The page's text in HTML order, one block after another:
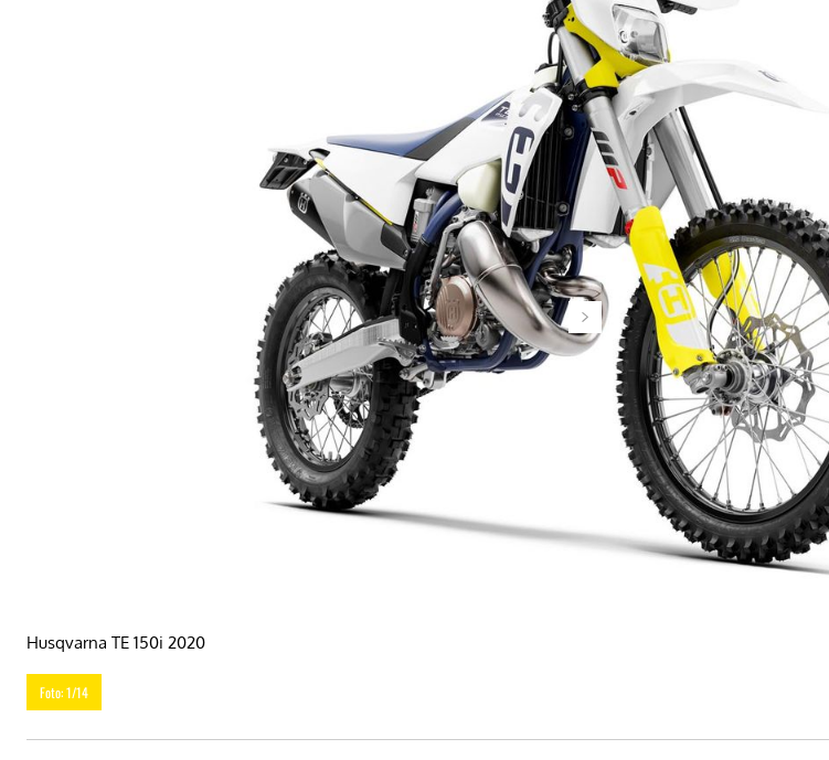
Husqvarna TE 150i 2020
Foto: 1/14